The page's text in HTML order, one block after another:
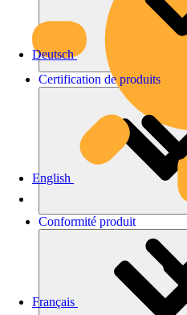
Deutsch
English
Français
Certification de produits
Conformité produit